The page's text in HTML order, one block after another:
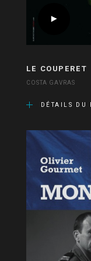
LE COUPERET
COSTA GAVRAS
DÉTAILS DU